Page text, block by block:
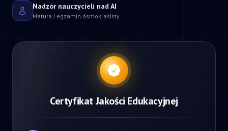
Nadzór nauczycieli nad AI
Matura i egzamin ósmoklasisty
Certyfikat Jakości Edukacyjnej